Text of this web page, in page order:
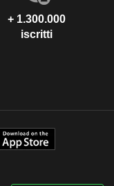
+ 1.300.000
iscritti